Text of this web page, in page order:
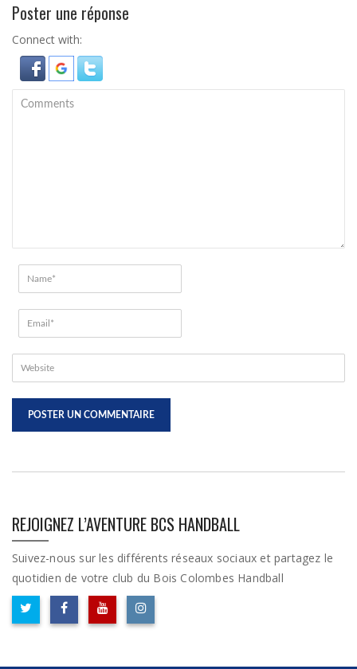
Poster une réponse
Connect with:
REJOIGNEZ L’AVENTURE BCS HANDBALL
Suivez-nous sur les différents réseaux sociaux et partagez le
quotidien de votre club du Bois Colombes Handball